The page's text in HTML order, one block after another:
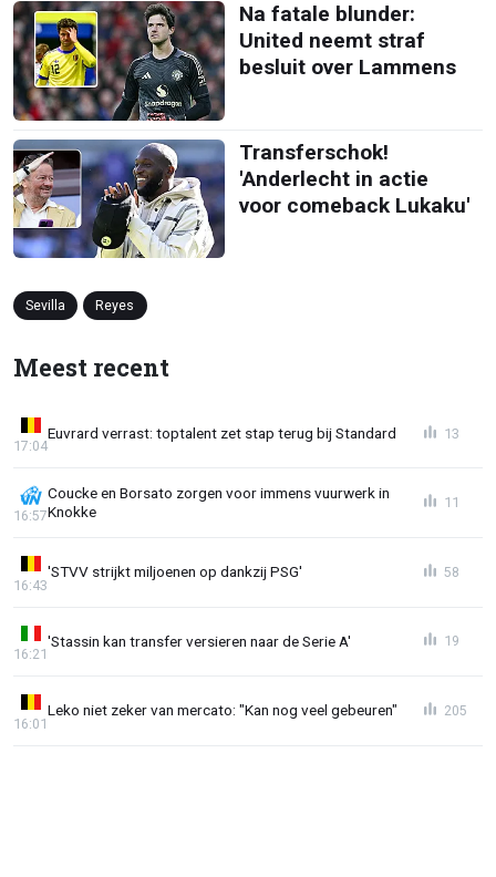
Na fatale blunder:
United neemt straf
besluit over Lammens
Transferschok!
'Anderlecht in actie
voor comeback Lukaku'
Sevilla Reyes
Meest recent
Euvrard verrast: toptalent zet stap terug bij Standard
17:04
13
Coucke en Borsato zorgen voor immens vuurwerk in
Knokke
16:57
11
'STVV strijkt miljoenen op dankzij PSG'
16:43
58
'Stassin kan transfer versieren naar de Serie A'
16:21
19
Leko niet zeker van mercato: "Kan nog veel gebeuren"
16:01
205